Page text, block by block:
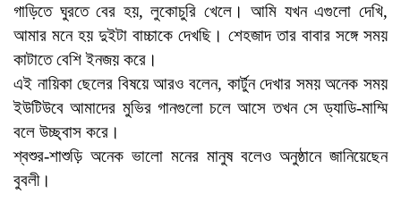
গাড়িতে ঘুরতে বের হয়, লুকোচুরি খেলে। আমি যখন এগুলো দেখি,
আমার মনে হয় দুইটা বাচ্চাকে দেখছি। শেহজাদ তার বাবার সঙ্গে সময়
কাটাতে বেশি ইনজয় করে।
এই নায়িকা ছেলের বিষয়ে আরও বলেন, কার্টুন দেখার সময় অনেক সময়
ইউটিউবে আমাদের মুভির গানগুলো চলে আসে তখন সে ড্যাডি-মাম্মি
বলে উচ্ছ্বাস করে।
শ্বশুর-শাশুড়ি অনেক ভালো মনের মানুষ বলেও অনুষ্ঠানে জানিয়েছেন
বুবলী।